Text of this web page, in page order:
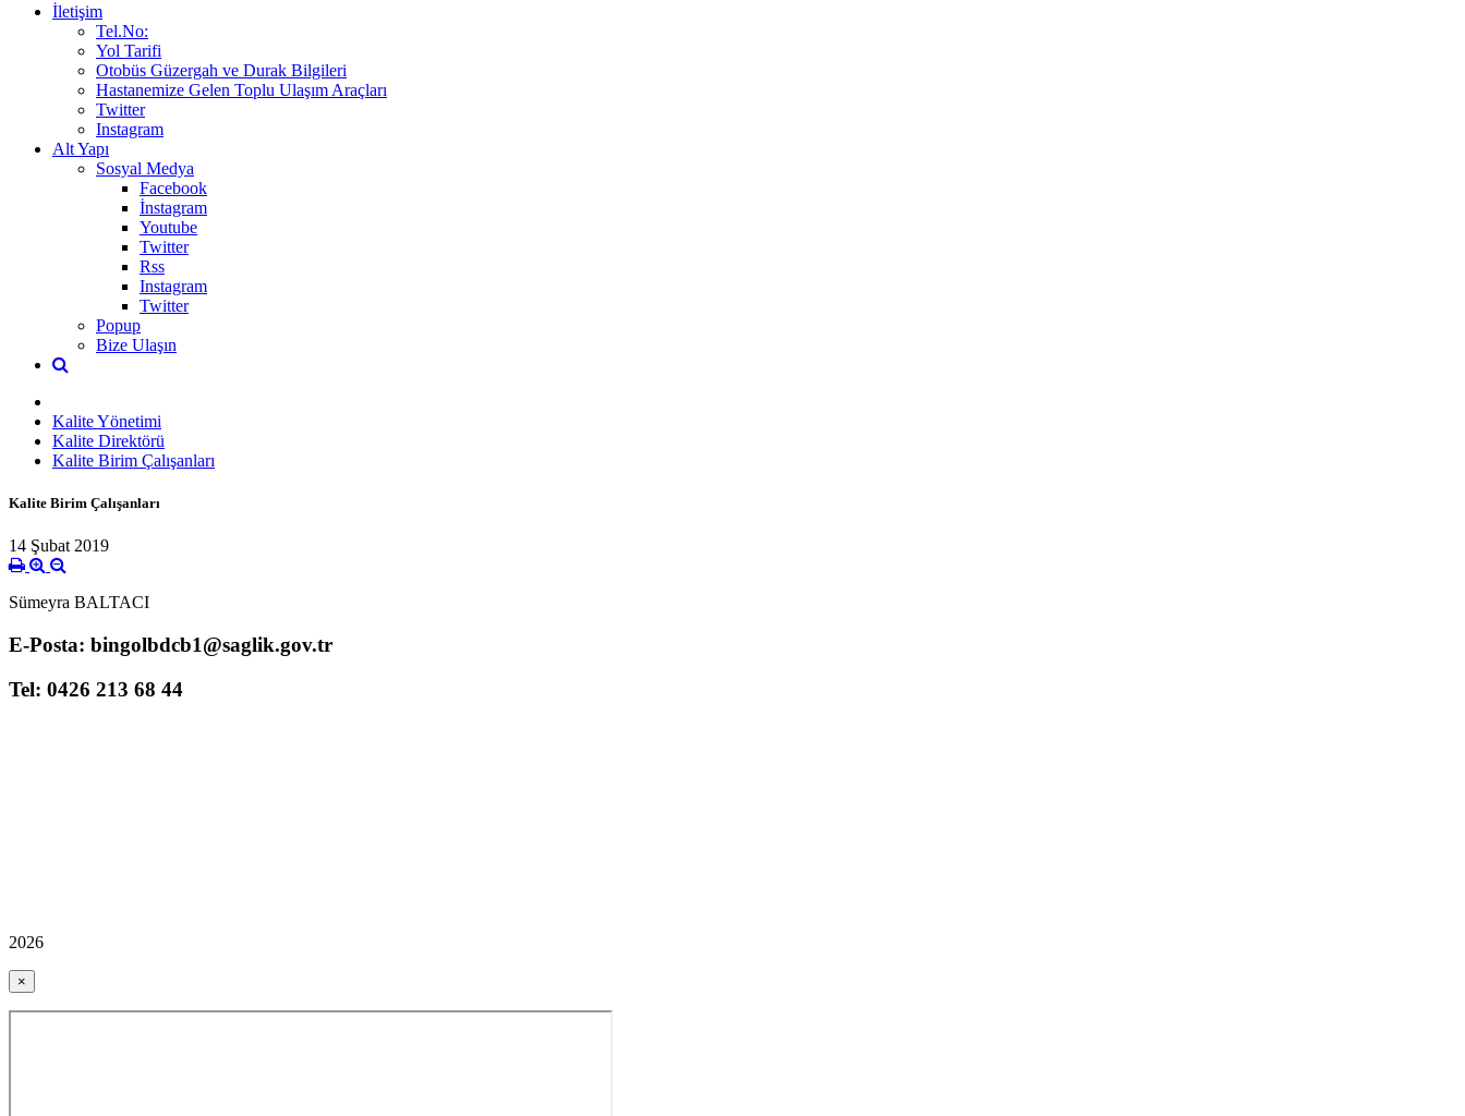
İletişim
Tel.No:
Yol Tarifi
Otobüs Güzergah ve Durak Bilgileri
Hastanemize Gelen Toplu Ulaşım Araçları
Twitter
Instagram
Alt Yapı
Sosyal Medya
Facebook
İnstagram
Youtube
Twitter
Rss
Instagram
Twitter
Popup
Bize Ulaşın
Kalite Yönetimi
Kalite Direktörü
Kalite Birim Çalışanları
Kalite Birim Çalışanları
14 Şubat 2019
Sümeyra BALTACI
E-Posta: bingolbdcb1@saglik.gov.tr
Tel: 0426 213 68 44
2026
×